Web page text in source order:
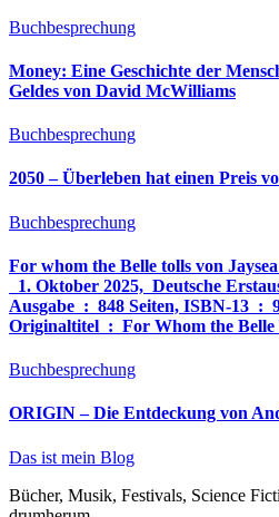
Buchbesprechung
Money: Eine Geschichte der
Geldes von David McWilliams
Buchbesprechung
2050 – Überleben hat einen Preis
Buchbesprechung
For whom the Belle tolls von
1. Oktober 2025, ‎ Deutsche
Ausgabe ‏ : ‎ 848 Seiten, ISBN-13 ‏ : ‎ 978-3764533694,
Originaltitel ‏ : ‎ For Whom the
Buchbesprechung
ORIGIN – Die Entdeckung von
Das ist mein Blog
Bücher, Musik, Festivals, Science